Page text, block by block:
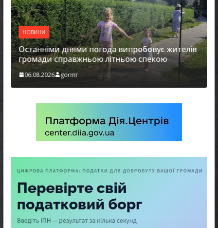
НОВИНИ
Останніми днями погода випробовує жителів
громади справжньою літньою спекою
06.08.2026 gormr